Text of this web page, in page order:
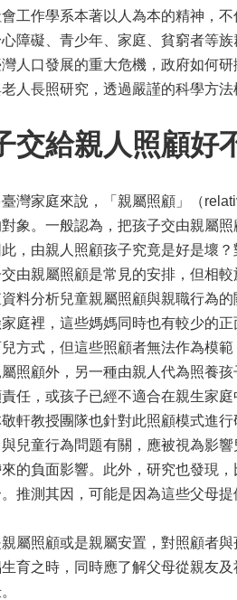
工作學系本著以人為本的精神，
障礙、青少年、家庭、貧窮者等
人口發展的重大危機，政府如何
人長照研究，透過嚴謹的科學方
交給親人照顧好
灣家庭來說，「親屬照顧」（
象。一般認為，把孩子交由親屬
，由親人照顧孩子究竟是好是壞
由親屬照顧是常見的安排，但相
料分析兒童親屬照顧與親職行為
庭裡，這些媽媽同時也有較少的
方式，但這些照顧者無法作為模
屬照顧外，另一種由親人代為照養
任，或孩子已經不適合在親生家
軒教授團隊也針對此照顧模式進
兒童行為問題有關，應被視為影
的負面影響。此外，研究也發現
推測其因，可能是因為這些父母
屬照顧或是親屬安置，對照顧者
育之時，同時應了解父母從親友